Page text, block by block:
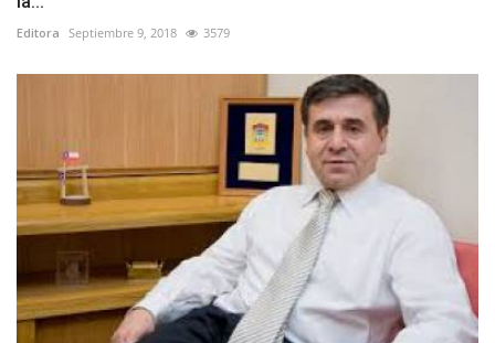
Editora Septiembre 9, 2018 3579